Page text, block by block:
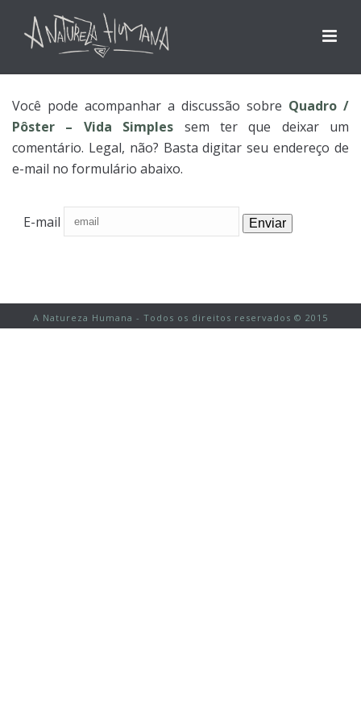
Você pode acompanhar a discussão sobre Quadro /
Pôster – Vida Simples sem ter que deixar um
comentário. Legal, não? Basta digitar seu endereço de
e-mail no formulário abaixo.
E-mail
A Natureza Humana - Todos os direitos reservados © 2015